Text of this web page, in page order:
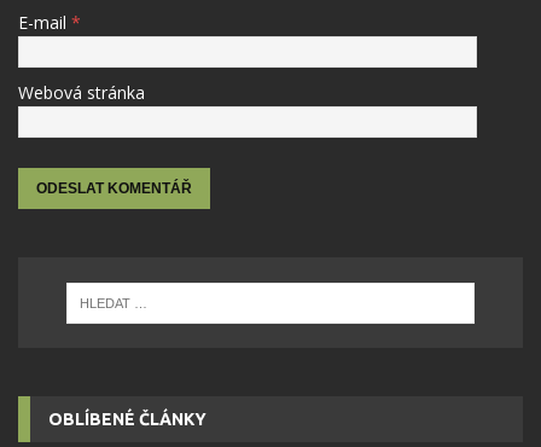
E-mail *
Webová stránka
OBLÍBENÉ ČLÁNKY